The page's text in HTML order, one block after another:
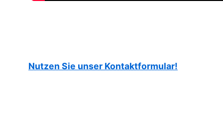
Nutzen Sie unser Kontaktformular!